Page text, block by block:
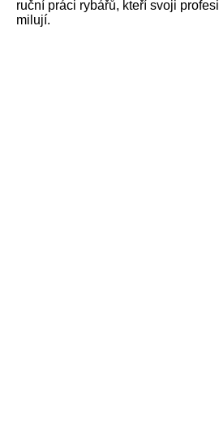
ruční práci rybářů, kteří svoji profesi
milují.